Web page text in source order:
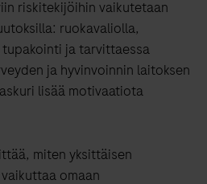
riskitekijöihin vaikutetaan
ruokavaliolla,
ja tarvittaessa
ja hyvinvoinnin laitoksen
lisää motivaatiota
miten yksittäisen
omaan